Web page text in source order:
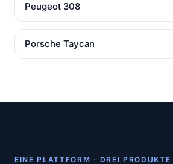
Peugeot 308
Porsche Taycan
EINE PLATTFORM · DREI PRODUKTE